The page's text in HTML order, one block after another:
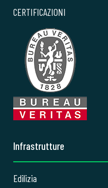
CERTIFICAZIONI
Infrastrutture
Edilizia